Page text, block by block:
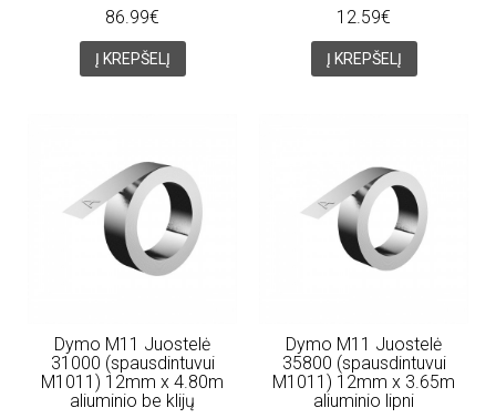
86.99€
Į KREPŠELĮ
12.59€
Į KREPŠELĮ
Dymo M11 Juostelė
31000 (spausdintuvui
M1011) 12mm x 4.80m
aliuminio be klijų
Dymo M11 Juostelė
35800 (spausdintuvui
M1011) 12mm x 3.65m
aliuminio lipni